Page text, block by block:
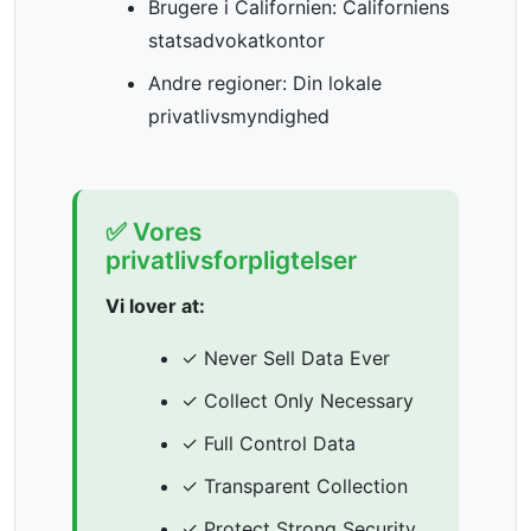
Brugere i Californien: Californiens
statsadvokatkontor
Andre regioner: Din lokale
privatlivsmyndighed
✅ Vores
privatlivsforpligtelser
Vi lover at:
✓ Never Sell Data Ever
✓ Collect Only Necessary
✓ Full Control Data
✓ Transparent Collection